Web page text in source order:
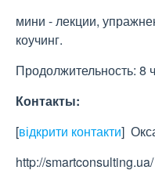
мини - лекции,
коучинг.
Продолжительность: 8
Контакты:
[відкрити контакти]
http://smartconsulting.ua/